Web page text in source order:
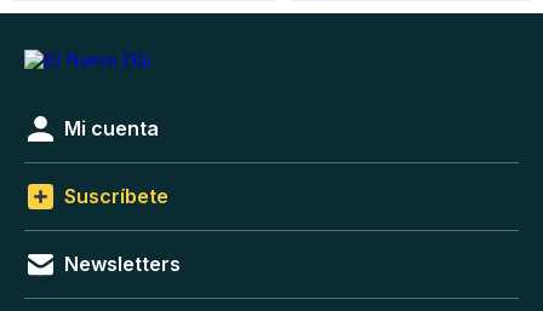
Mi cuenta
Suscríbete
Newsletters